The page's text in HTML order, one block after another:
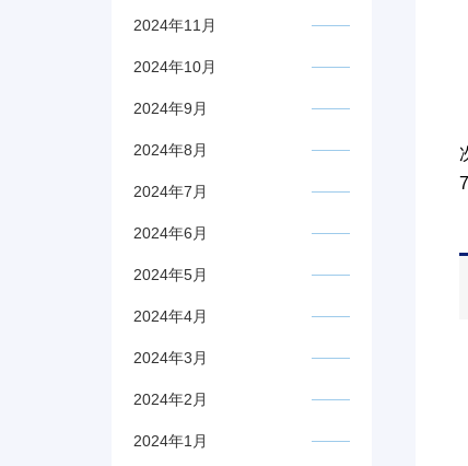
2024年11月
2024年10月
2024年9月
2024年8月
2024年7月
2024年6月
2024年5月
2024年4月
2024年3月
2024年2月
2024年1月